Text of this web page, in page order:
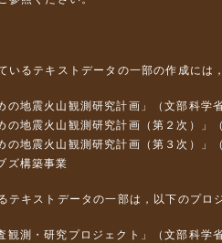
いるテキストデータの一部の作成には
の地震火山観測研究計画」（文部科学
の地震火山観測研究計画（第２次）」
の地震火山観測研究計画（第３次）」
ズ構築事業
テキストデータの一部は，以下のプロ
観測・研究プロジェクト」（文部科